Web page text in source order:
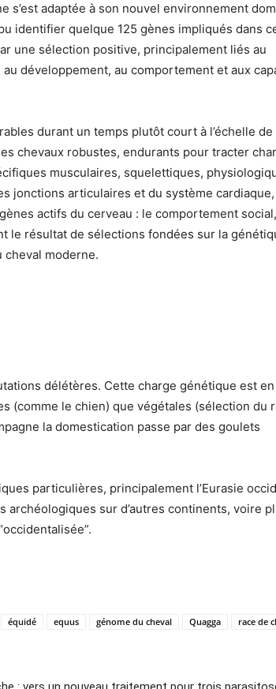
s’est adaptée à son nouvel environnement
identifier quelque 125 gènes impliqués dans
une sélection positive, principalement liés au
développement, au comportement et aux
durant un temps plutôt court à l’échelle de
chevaux robustes, endurants pour tracter
musculaires, squelettiques,
jonctions articulaires et du système
actifs du cerveau : le comportement social,
le résultat de sélections fondées sur la
cheval moderne.
délétères. Cette charge génétique est
(comme le chien) que végétales (sélection du
la domestication passe par des goulets
particulières, principalement l’Eurasie
sur d’autres continents, voire
équidé equus génome du cheval Quagga race de